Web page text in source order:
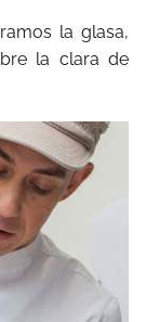
la glasa,
la clara de